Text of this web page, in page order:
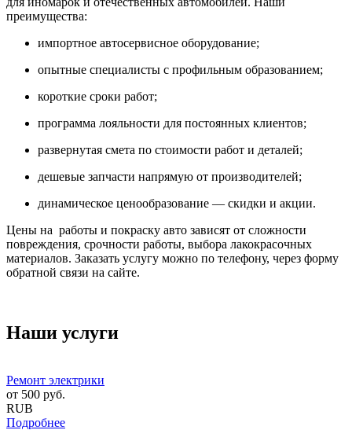
преимущества:
импортное автосервисное оборудование;
опытные специалисты с профильным образованием;
короткие сроки работ;
программа лояльности для постоянных клиентов;
развернутая смета по стоимости работ и деталей;
дешевые запчасти напрямую от производителей;
динамическое ценообразование — скидки и акции.
Цены на работы и покраску авто зависят от сложности
повреждения, срочности работы, выбора лакокрасочных
материалов. Заказать услугу можно по телефону, через форму
обратной связи на сайте.
Наши услуги
Ремонт электрики
от 500 руб.
RUB
Подробнее